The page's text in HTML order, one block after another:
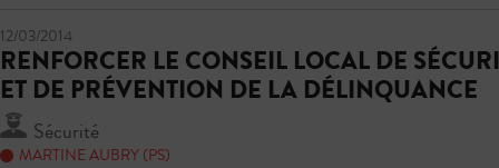
12/03/2014
RENFORCER LE CONSEIL LOCAL DE
ET DE PRÉVENTION DE LA DÉLINQUANCE
Sécurité
MARTINE AUBRY (PS)